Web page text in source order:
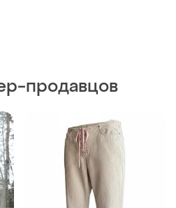
продавцов